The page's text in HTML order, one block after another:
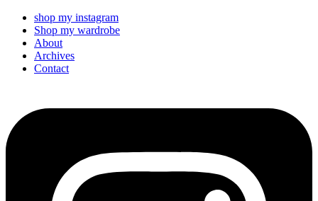
shop my instagram
Shop my wardrobe
About
Archives
Contact